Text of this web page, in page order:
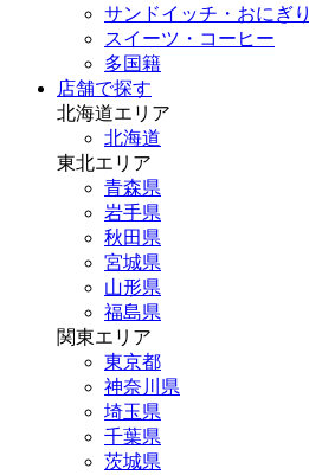
サンドイッチ・おにぎり
スイーツ・コーヒー
多国籍
店舗で探す
北海道エリア
北海道
東北エリア
青森県
岩手県
秋田県
宮城県
山形県
福島県
関東エリア
東京都
神奈川県
埼玉県
千葉県
茨城県